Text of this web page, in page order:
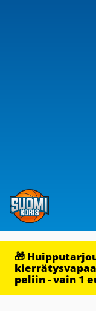
🎁
peliin - vain 1